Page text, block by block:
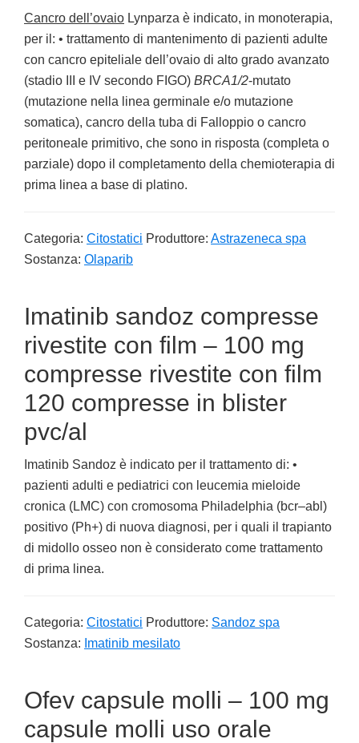
Cancro dell’ovaio Lynparza è indicato, in monoterapia,
per il: • trattamento di mantenimento di pazienti adulte
con cancro epiteliale dell’ovaio di alto grado avanzato
(stadio III e IV secondo FIGO) BRCA1/2-mutato
(mutazione nella linea germinale e/o mutazione
somatica), cancro della tuba di Falloppio o cancro
peritoneale primitivo, che sono in risposta (completa o
parziale) dopo il completamento della chemioterapia di
prima linea a base di platino.
Categoria: Citostatici Produttore: Astrazeneca spa
Sostanza: Olaparib
Imatinib sandoz compresse
rivestite con film – 100 mg
compresse rivestite con film
120 compresse in blister
pvc/al
Imatinib Sandoz è indicato per il trattamento di: •
pazienti adulti e pediatrici con leucemia mieloide
cronica (LMC) con cromosoma Philadelphia (bcr–abl)
positivo (Ph+) di nuova diagnosi, per i quali il trapianto
di midollo osseo non è considerato come trattamento
di prima linea.
Categoria: Citostatici Produttore: Sandoz spa
Sostanza: Imatinib mesilato
Ofev capsule molli – 100 mg
capsule molli uso orale